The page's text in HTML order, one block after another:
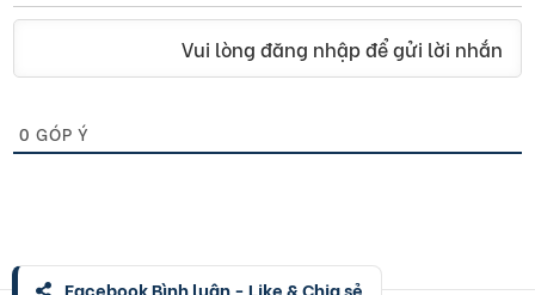
Vui lòng đăng nhập để gửi lời nhắn
0 GÓP Ý
Facebook Bình luận - Like & Chia sẻ